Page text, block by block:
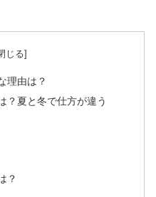
理由は？
？夏と冬で仕方が違う
？